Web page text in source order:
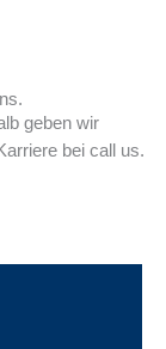
geben wir
bei call us.